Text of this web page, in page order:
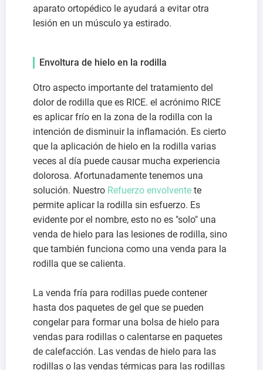
aparato ortopédico le ayudará a evitar otra
lesión en un músculo ya estirado.
Envoltura de hielo en la rodilla
Otro aspecto importante del tratamiento del
dolor de rodilla que es RICE. el acrónimo RICE
es aplicar frío en la zona de la rodilla con la
intención de disminuir la inflamación. Es cierto
que la aplicación de hielo en la rodilla varias
veces al día puede causar mucha experiencia
dolorosa. Afortunadamente tenemos una
solución. Nuestro Refuerzo envolvente te
permite aplicar la rodilla sin esfuerzo. Es
evidente por el nombre, esto no es "solo" una
venda de hielo para las lesiones de rodilla, sino
que también funciona como una venda para la
rodilla que se calienta.
La venda fría para rodillas puede contener
hasta dos paquetes de gel que se pueden
congelar para formar una bolsa de hielo para
vendas para rodillas o calentarse en paquetes
de calefacción. Las vendas de hielo para las
rodillas o las vendas térmicas para las rodillas